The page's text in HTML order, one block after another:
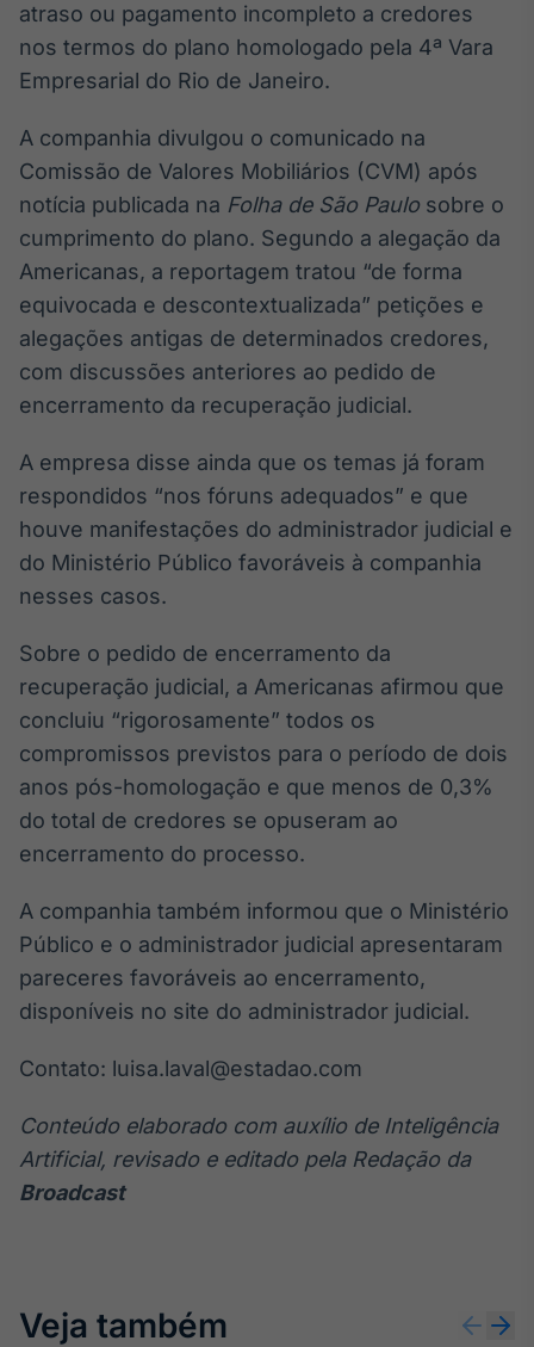
Plataforma para
conteúdos
personalizados
Soluções de Dados
Broadcast
OTC
Plataforma para
ativos
Datafeed
APIs para
integração de
Broadcast
Ticker
Cotações e
Broadcast
Widgets
para conteúdos e
funcionalidades
Broadcast
Conteúdos e
dados para
displays e telas
Curadoria
conteúdos
Soluções de
Tecnologia
atraso ou pagamento incompleto a credores
nos termos do plano homologado pela 4ª Vara
Empresarial do Rio de Janeiro.
A companhia divulgou o comunicado na
Comissão de Valores Mobiliários (CVM) após
notícia publicada na Folha de São Paulo sobre o
cumprimento do plano. Segundo a alegação da
Americanas, a reportagem tratou “de forma
equivocada e descontextualizada” petições e
alegações antigas de determinados credores,
com discussões anteriores ao pedido de
encerramento da recuperação judicial.
A empresa disse ainda que os temas já foram
respondidos “nos fóruns adequados” e que
houve manifestações do administrador judicial e
do Ministério Público favoráveis à companhia
nesses casos.
Sobre o pedido de encerramento da
recuperação judicial, a Americanas afirmou que
concluiu “rigorosamente” todos os
compromissos previstos para o período de dois
anos pós-homologação e que menos de 0,3%
do total de credores se opuseram ao
encerramento do processo.
A companhia também informou que o Ministério
Público e o administrador judicial apresentaram
pareceres favoráveis ao encerramento,
disponíveis no site do administrador judicial.
Contato: luisa.laval@estadao.com
Conteúdo elaborado com auxílio de Inteligência
Artificial, revisado e editado pela Redação da
Broadcast
Veja também